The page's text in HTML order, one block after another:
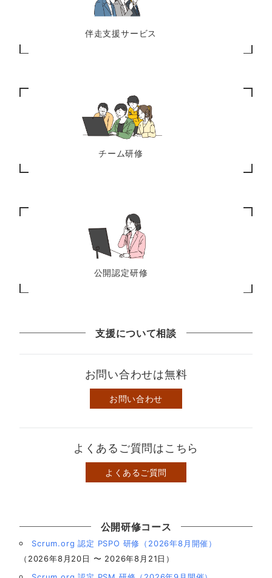
伴走支援サービス
チーム研修
公開認定研修
支援について相談
お問い合わせは無料
お問い合わせ
よくあるご質問はこちら
よくあるご質問
公開研修コース
Scrum.org 認定 PSPO 研修（2026年8月開催）
（2026年8月20日 〜 2026年8月21日）